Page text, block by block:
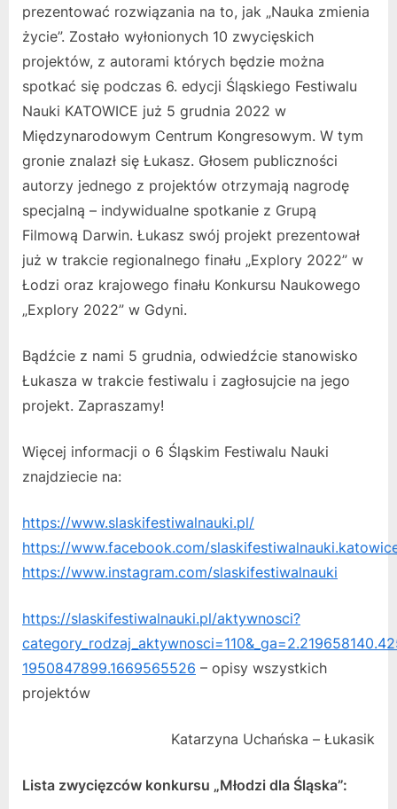
prezentować rozwiązania na to, jak „Nauka zmienia
życie”. Zostało wyłonionych 10 zwycięskich
projektów, z autorami których będzie można
spotkać się podczas 6. edycji Śląskiego Festiwalu
Nauki KATOWICE już 5 grudnia 2022 w
Międzynarodowym Centrum Kongresowym. W tym
gronie znalazł się Łukasz. Głosem publiczności
autorzy jednego z projektów otrzymają nagrodę
specjalną – indywidualne spotkanie z Grupą
Filmową Darwin. Łukasz swój projekt prezentował
już w trakcie regionalnego finału „Explory 2022” w
Łodzi oraz krajowego finału Konkursu Naukowego
„Explory 2022” w Gdyni.
Bądźcie z nami 5 grudnia, odwiedźcie stanowisko
Łukasza w trakcie festiwalu i zagłosujcie na jego
projekt. Zapraszamy!
Więcej informacji o 6 Śląskim Festiwalu Nauki
znajdziecie na:
https://www.slaskifestiwalnauki.pl/
https://www.facebook.com/
https://www.instagram.com/slaskifestiwalnauki
https://slaskifestiwalnauki.pl/aktywnosci?
1950847899.1669565526 – opisy wszystkich
projektów
Katarzyna Uchańska – Łukasik
Lista zwycięzców konkursu „Młodzi dla Śląska”: